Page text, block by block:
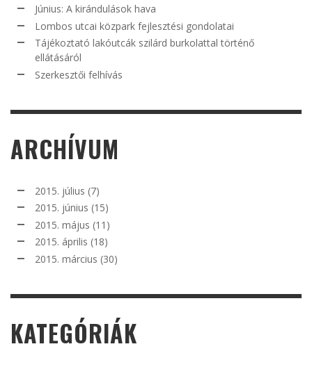
Június: A kirándulások hava
Lombos utcai közpark fejlesztési gondolatai
Tájékoztató lakóutcák szilárd burkolattal történő
ellátásáról
Szerkesztői felhívás
ARCHÍVUM
2015. július (7)
2015. június (15)
2015. május (11)
2015. április (18)
2015. március (30)
KATEGÓRIÁK